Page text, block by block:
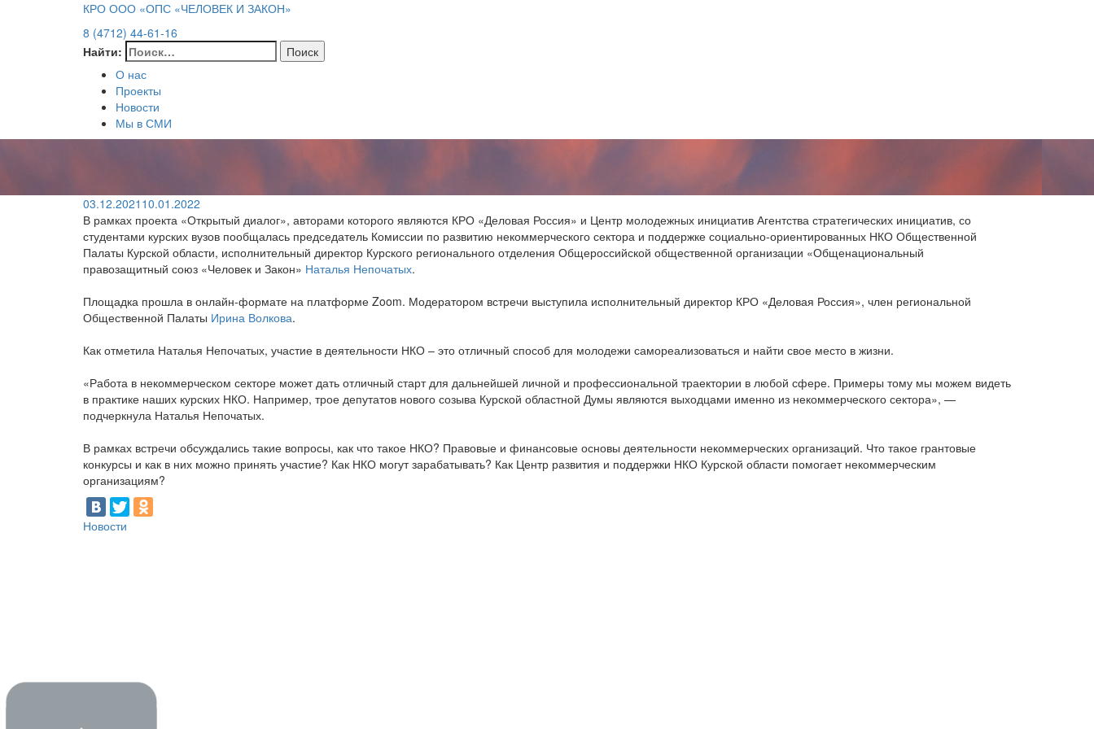
КРО ООО «ОПС «ЧЕЛОВЕК И ЗАКОН»
8 (4712) 44-61-16
Найти:
О нас
Проекты
Новости
Мы в СМИ
03.12.2021 10.01.2022
В рамках проекта «Открытый диалог», авторами которого являются КРО «Деловая Россия» и Центр молодежных инициатив Агентства стратегических инициатив, со
студентами курских вузов пообщалась председатель Комиссии по развитию некоммерческого сектора и поддержке социально-ориентированных НКО Общественной
Палаты Курской области, исполнительный директор Курского регионального отделения Общероссийской общественной организации «Общенациональный
правозащитный союз «Человек и Закон» Наталья Непочатых.
Площадка прошла в онлайн-формате на платформе Zoom. Модератором встречи выступила исполнительный директор КРО «Деловая Россия», член региональной
Общественной Палаты Ирина Волкова.
Как отметила Наталья Непочатых, участие в деятельности НКО – это отличный способ для молодежи самореализоваться и найти свое место в жизни.
«Работа в некоммерческом секторе может дать отличный старт для дальнейшей личной и профессиональной траектории в любой сфере. Примеры тому мы можем видеть
в практике наших курских НКО. Например, трое депутатов нового созыва Курской областной Думы являются выходцами именно из некоммерческого сектора», —
подчеркнула Наталья Непочатых.
В рамках встречи обсуждались такие вопросы, как что такое НКО? Правовые и финансовые основы деятельности некоммерческих организаций. Что такое грантовые
конкурсы и как в них можно принять участие? Как НКО могут зарабатывать? Как Центр развития и поддержки НКО Курской области помогает некоммерческим
организациям?
Новости